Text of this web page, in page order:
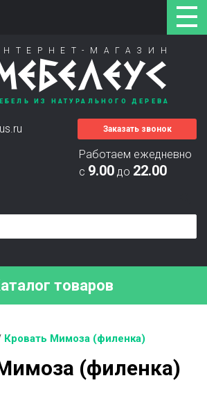
МАГАЗИН
ИЗ НАТУРАЛЬНОГО ДЕРЕВА
Работаем ежедневно
с 9.00 до 22.00
Заказать звонок
товаров
Кровать Мимоза (филенка)
(филенка)